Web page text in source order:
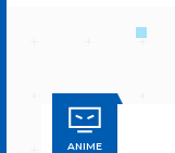
ANIME